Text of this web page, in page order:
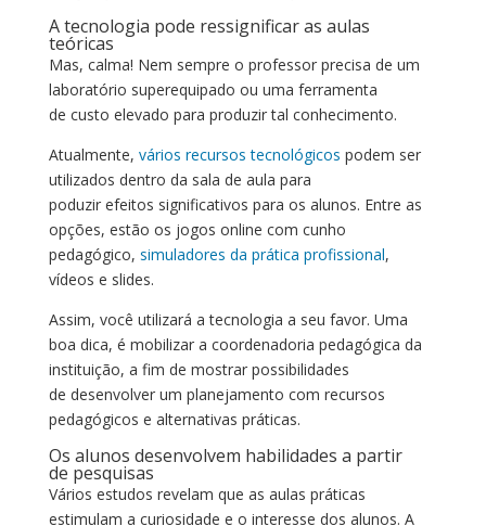
A tecnologia pode ressignificar as aulas
teóricas
Mas, calma! Nem sempre o professor precisa de um
laboratório superequipado ou uma ferramenta
de custo elevado para produzir tal conhecimento.
Atualmente, vários recursos tecnológicos podem ser
utilizados dentro da sala de aula para
poduzir efeitos significativos para os alunos. Entre as
opções, estão os jogos online com cunho
pedagógico, simuladores da prática profissional,
vídeos e slides.
Assim, você utilizará a tecnologia a seu favor. Uma
boa dica, é mobilizar a coordenadoria pedagógica da
instituição, a fim de mostrar possibilidades
de desenvolver um planejamento com recursos
pedagógicos e alternativas práticas.
Os alunos desenvolvem habilidades a partir
de pesquisas
Vários estudos revelam que as aulas práticas
estimulam a curiosidade e o interesse dos alunos. A